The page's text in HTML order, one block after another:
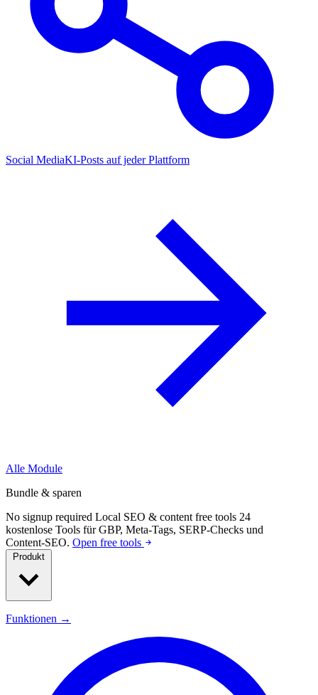
Social MediaKI-Posts auf jeder Plattform
Alle Module
Bundle & sparen
No signup required Local SEO & content free tools 24
kostenlose Tools für GBP, Meta-Tags, SERP-Checks und
Content-SEO. Open free tools
Funktionen →